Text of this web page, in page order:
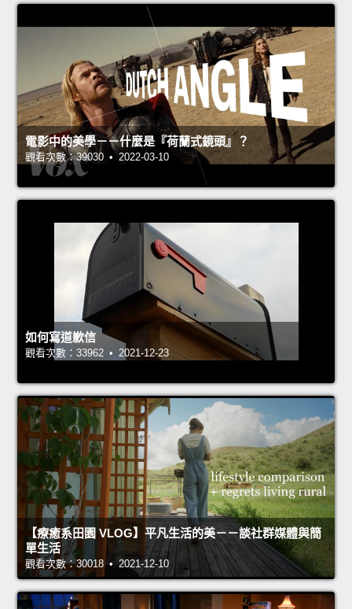
電影中的美學－－什麼是『荷蘭式鏡頭』？
觀看次數：39030 • 2022-03-10
如何寫道歉信
觀看次數：33962 • 2021-12-23
【療癒系田園 VLOG】平凡生活的美－－談社群媒體與簡
單生活
觀看次數：30018 • 2021-12-10